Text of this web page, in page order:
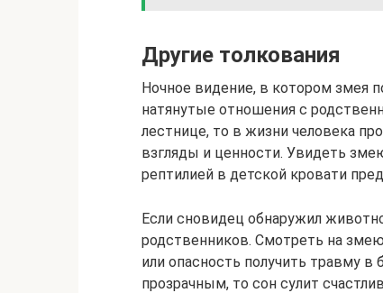
Другие толкования
Ночное видение, в котором змея
натянутые отношения с
лестнице, то в жизни человека
взгляды и ценности. Увидеть
рептилией в детской кровати
Если сновидец обнаружил
родственников. Смотреть на
или опасность получить травму
прозрачным, то сон сулит